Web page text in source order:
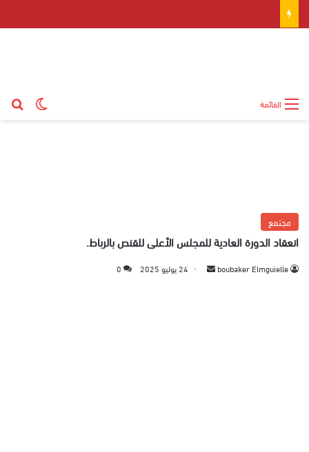
القائمة
مجتمع
انعقاد الدورة العادية للمجلس الأعلى للقنص بالرباط.
boubaker Elmguielle 24 يوليو 2025 0